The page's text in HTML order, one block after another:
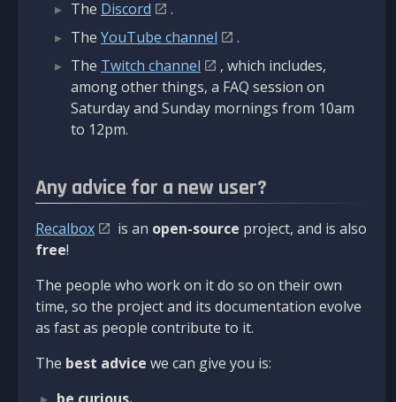
The Discord
.
The YouTube channel
.
The Twitch channel
, which includes,
among other things, a FAQ session on
Saturday and Sunday mornings from 10am
to 12pm.
Any advice for a new user?
Recalbox is an open-source project, and is also
free!
The people who work on it do so on their own
time, so the project and its documentation evolve
as fast as people contribute to it.
The best advice we can give you is: